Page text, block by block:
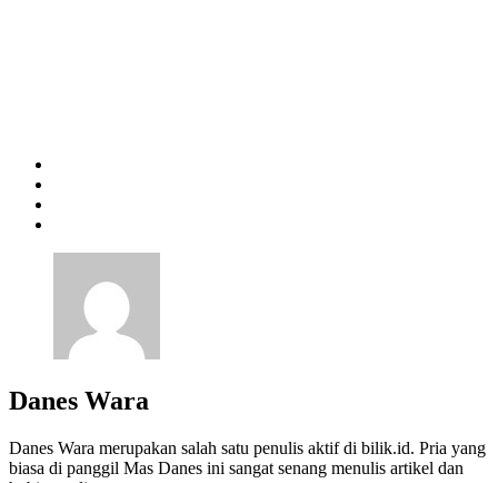
Danes Wara
Danes Wara merupakan salah satu penulis aktif di bilik.id. Pria yang
biasa di panggil Mas Danes ini sangat senang menulis artikel dan